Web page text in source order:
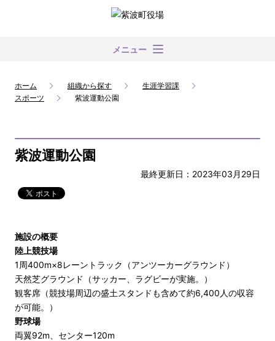
メニュー
ホーム 組織から探す
生涯学習課
スポーツ
紫波運動公園
紫波運動公園
最終更新日：2023年03月29日
施設の概要
陸上競技場
1周400m×8レーントラック（アンツーカーグラウンド）
天然芝グラウンド（サッカー、ラグビーが実施。）
観客席（競技場周辺の盛土スタンドも含めて約6,400人の収容
が可能。）
野球場
両翼92m、センター120m